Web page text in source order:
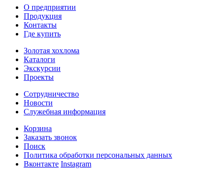
О предприятии
Продукция
Контакты
Где купить
Золотая хохлома
Каталоги
Экскурсии
Проекты
Сотрудничество
Новости
Служебная информация
Корзина
Заказать звонок
Поиск
Политика обработки персональных данных
Вконтакте Instagram